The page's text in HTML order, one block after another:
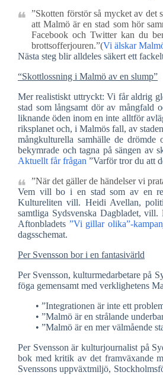
”Skotten förstör så mycket av det
att Malmö är en stad som hör
Facebook och Twitter kan du
brottsofferjouren.”(Vi älskar
Nästa steg blir alldeles säkert ett
“Skottlossning i Malmö av en slump”
Mer realistiskt uttryckt: Vi får aldrig
stad som långsamt dör av mångfald
liknande öden inom en inte alltför
riksplanet och, i Malmös fall, av
mångkulturella samhälle de
bekymrade och tagna på sängen av
Aktuellt får frågan ”Varför tror du att
”När det gäller de händelser vi
Vem vill bo i en stad som av en
Kultureliten vill. Heidi Avellan,
samtliga Sydsvenska Dagbladet,
Aftonbladets ”Vi gillar olika”-
dagsschemat.
Per Svensson bor i en fantasivärld
Per Svensson, kulturmedarbetare på
föga gemensamt med verklighetens
• ”Integrationen är inte ett
• ”Malmö är en strålande
• ”Malmö är en mer välmående
Per Svensson är kulturjournalist på
bok med kritik av det framväxande
Svenssons uppväxtmiljö,